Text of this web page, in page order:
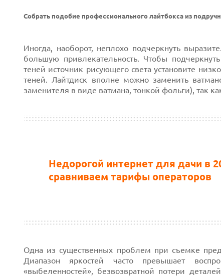
Собрать подобие профессионального лайтбокса из
Иногда, наоборот, неплохо подчеркнуть
большую привлекательность. Чтобы
теней источник рисующего света установите
теней. Лайтдиск вполне можно заменить
заменителя в виде ватмана, тонкой фольги), так
Недорогой интернет для дачи в
сравниваем тарифы операторов
Одна из существенных проблем при съемке
Диапазон яркостей часто превышает
«выбеленностей», безвозвратной потери